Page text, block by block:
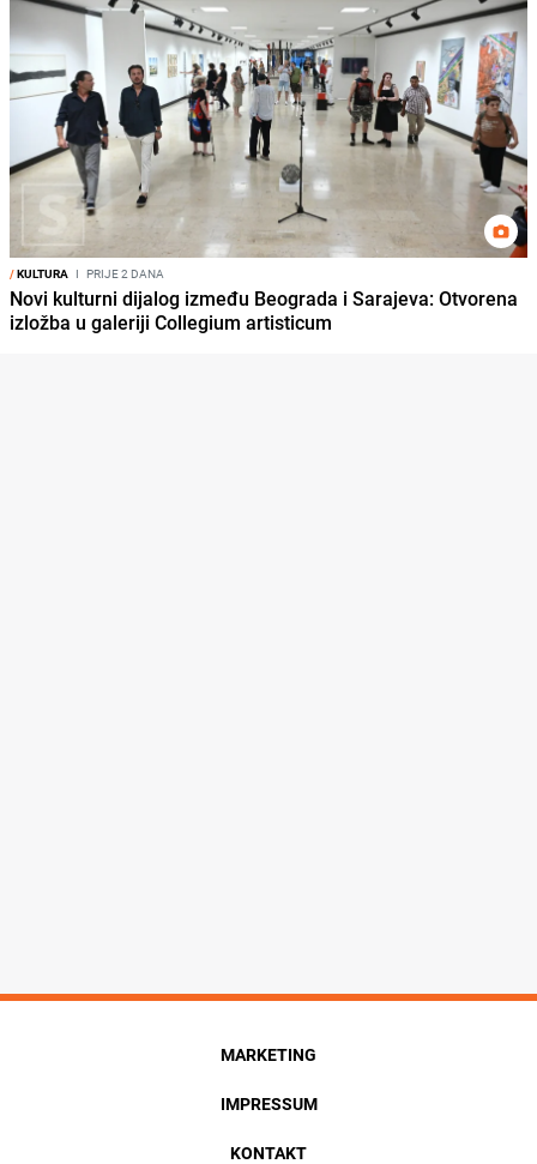
/KULTURA I PRIJE 2 DANA
Novi kulturni dijalog između Beograda i Sarajeva: Otvorena
izložba u galeriji Collegium artisticum
MARKETING
IMPRESSUM
KONTAKT